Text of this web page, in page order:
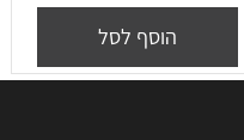
הוסף לסל